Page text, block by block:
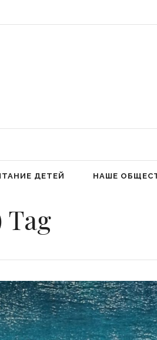
ДЕТЕЙ НАШЕ